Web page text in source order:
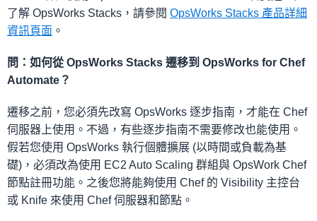
了解 OpsWorks Stacks，請參閱 OpsWorks Stacks 產品詳細
資訊頁面 。
問：如何從 OpsWorks Stacks 遷移到 OpsWorks for Chef
Automate？
遷移之前，您必須先改寫 OpsWorks 逐步指南，才能在 Chef
伺服器上使用。不過，有些逐步指南不需要修改也能使用。
假若您使用 OpsWorks 執行個體擴展 (以時間或負載為基
礎)，必須改為使用 EC2 Auto Scaling 群組與 OpsWork Chef
節點註冊功能。之後您將能夠使用 Chef 的 Visibility 主控台
或 Knife 來使用 Chef 伺服器和節點。